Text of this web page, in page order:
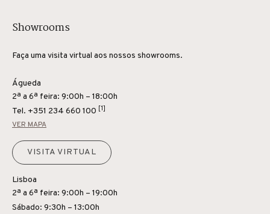
Showrooms
Faça uma visita virtual aos nossos showrooms.
Águeda
2ª a 6ª feira: 9:00h – 18:00h
Tel. +351 234 660 100 [1]
VER MAPA
VISITA VIRTUAL
Lisboa
2ª a 6ª feira: 9:00h – 19:00h
Sábado: 9:30h – 13:00h